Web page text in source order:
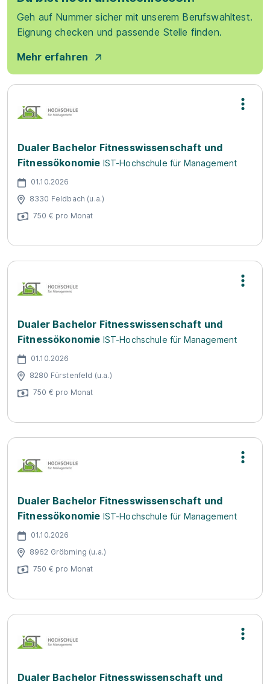
Geh auf Nummer sicher mit unserem Berufswahltest.
Eignung checken und passende Stelle finden.
Mehr erfahren
Dualer Bachelor Fitnesswissenschaft und
Fitnessökonomie IST-Hochschule für Management
01.10.2026
8330 Feldbach (u.a.)
750 € pro Monat
Dualer Bachelor Fitnesswissenschaft und
Fitnessökonomie IST-Hochschule für Management
01.10.2026
8280 Fürstenfeld (u.a.)
750 € pro Monat
Dualer Bachelor Fitnesswissenschaft und
Fitnessökonomie IST-Hochschule für Management
01.10.2026
8962 Gröbming (u.a.)
750 € pro Monat
Dualer Bachelor Fitnesswissenschaft und